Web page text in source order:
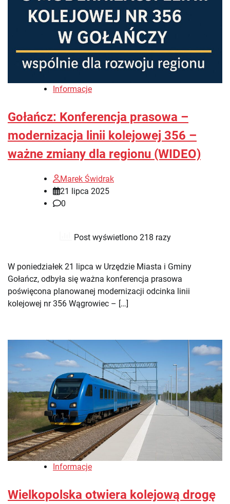
Informacje
Gołańcz: Konferencja prasowa –
modernizacja linii kolejowej 356 –
ważne zmiany dla regionu (WIDEO)
Marek Świdrak
21 lipca 2025
0
Post wyświetlono 218 razy
W poniedziałek 21 lipca w Urzędzie Miasta i Gminy
Gołańcz, odbyła się ważna konferencja prasowa
poświęcona planowanej modernizacji odcinka linii
kolejowej nr 356 Wągrowiec – […]
Informacje
Wielkopolska otwiera kolejową drogę